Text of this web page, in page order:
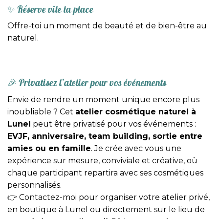
✨ Réserve vite ta place
Offre-toi un moment de beauté et de bien-être au
naturel.
🎉 Privatisez l’atelier pour vos événements
Envie de rendre un moment unique encore plus
inoubliable ? Cet atelier cosmétique naturel à
Lunel peut être privatisé pour vos événements :
EVJF, anniversaire, team building, sortie entre
amies ou en famille. Je crée avec vous une
expérience sur mesure, conviviale et créative, où
chaque participant repartira avec ses cosmétiques
personnalisés.
👉 Contactez-moi pour organiser votre atelier privé,
en boutique à Lunel ou directement sur le lieu de